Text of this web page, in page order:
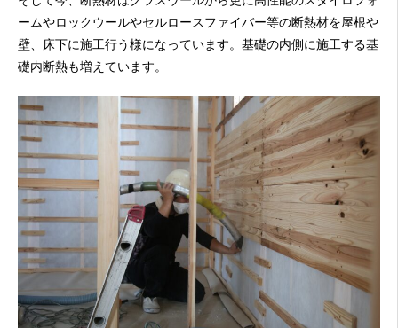
ームやロックウールやセルロースファイバー等の断熱材を屋根や
壁、床下に施工行う様になっています。基礎の内側に施工する基
礎内断熱も増えています。